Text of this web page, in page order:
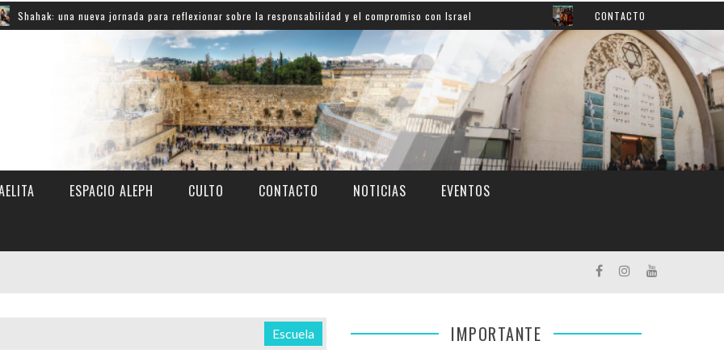
una nueva jornada para reflexionar sobre la responsabilidad y el compromiso con Israel Así aprendemos inglés: mirá el grato
CONTACTO
ESPACIO ALEPH CULTO CONTACTO NOTICIAS EVENTOS
Escuela IMPORTANTE